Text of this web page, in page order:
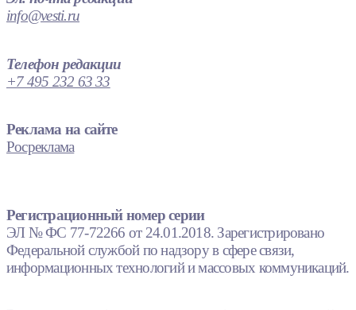
info@vesti.ru
Телефон редакции
+7 495 232 63 33
Реклама на сайте
Росреклама
Регистрационный номер серии
ЭЛ № ФС 77-72266 от 24.01.2018. Зарегистрировано
Федеральной службой по надзору в сфере связи,
информационных технологий и массовых коммуникаций.